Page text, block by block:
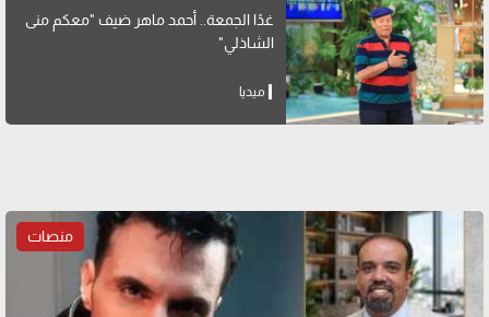
غدًا الجمعة.. أحمد ماهر ضيف "معكم منى
الشاذلي"
ميديا
منصات